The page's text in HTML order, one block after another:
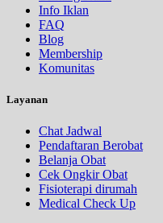
Info Iklan
FAQ
Blog
Membership
Komunitas
Layanan
Chat Jadwal
Pendaftaran Berobat
Belanja Obat
Cek Ongkir Obat
Fisioterapi dirumah
Medical Check Up